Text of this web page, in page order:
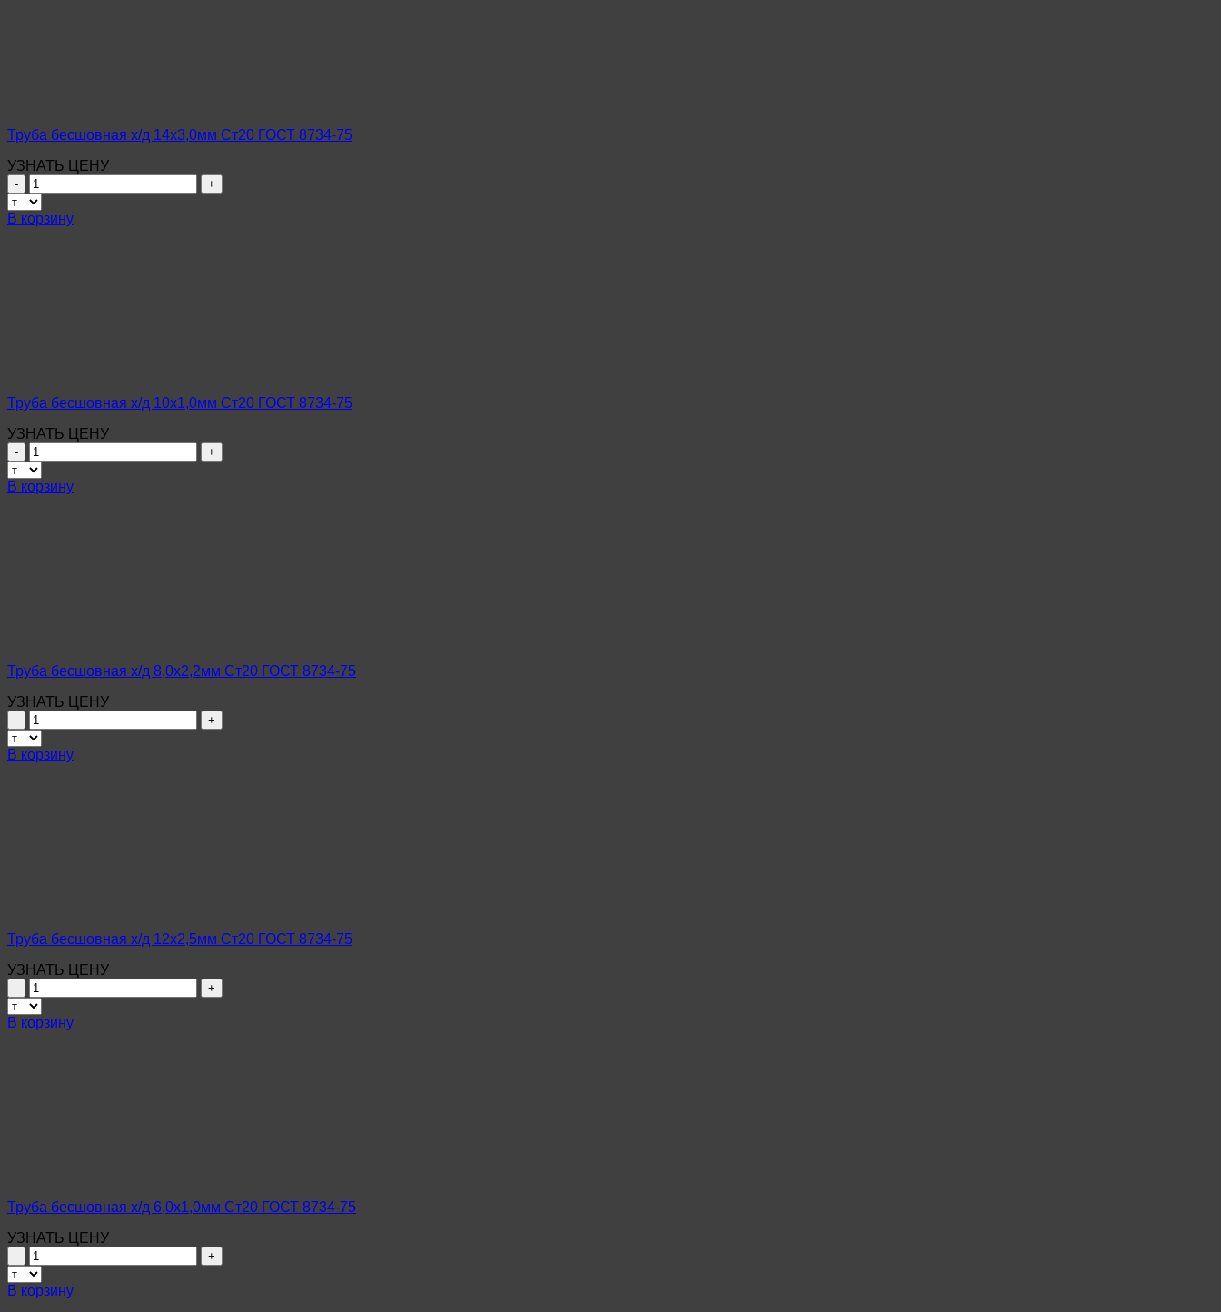
Труба бесшовная х/д 14х3,0мм Ст20 ГОСТ 8734-75
УЗНАТЬ ЦЕНУ
Количество
товара
Труба
бесшовная
В корзину
Труба бесшовная х/д 10х1,0мм Ст20 ГОСТ 8734-75
УЗНАТЬ ЦЕНУ
Количество
товара
Труба
бесшовная
В корзину
Труба бесшовная х/д 8,0х2,2мм Ст20 ГОСТ 8734-75
УЗНАТЬ ЦЕНУ
Количество
товара
Труба
бесшовная
В корзину
Труба бесшовная х/д 12х2,5мм Ст20 ГОСТ 8734-75
УЗНАТЬ ЦЕНУ
Количество
товара
Труба
бесшовная
В корзину
Труба бесшовная х/д 6,0х1,0мм Ст20 ГОСТ 8734-75
УЗНАТЬ ЦЕНУ
Количество
товара
Труба
бесшовная
В корзину